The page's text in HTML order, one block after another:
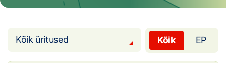
Kõik üritused Kõik EP